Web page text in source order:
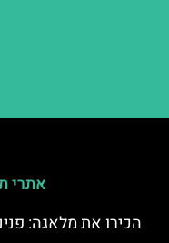
אתרי
הכירו את מלאגה: